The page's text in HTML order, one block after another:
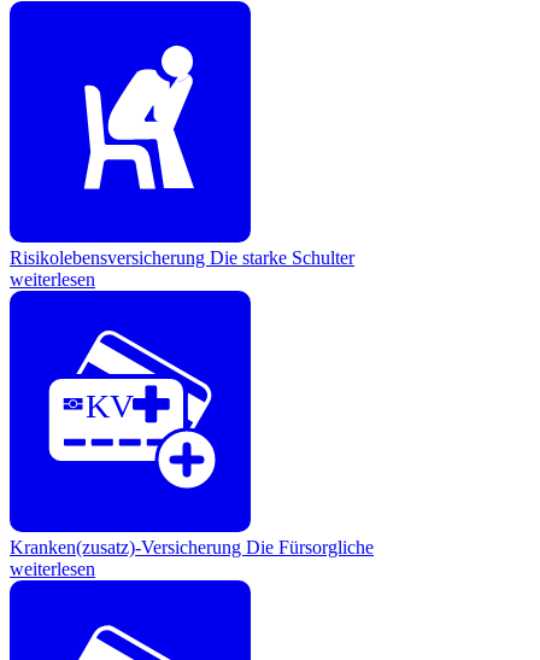
Risikolebensversicherung Die starke Schulter
weiterlesen
KV
Kranken(zusatz)-Versicherung Die Fürsorgliche
weiterlesen